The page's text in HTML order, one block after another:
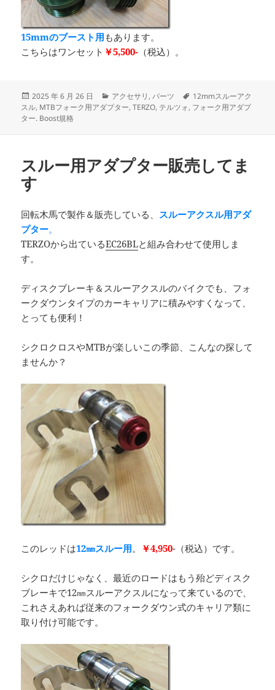
15mmのブースト用 もあります。
こちらはワンセット ￥5,500- （税込）。
投
稿
日:
2025 年 6 月 26 日
カ
テ
アクセサリ ,パーツ
タ
グ
12mmスルーアク
スル, MTBフォーク用アダプター,TERZO, テルツォ, フォーク用アダプ
ター. Boost規格
スルー用アダプター販売してま
す
回転木馬で製作＆販売している、 スルーアクスル用アダ
プター。
TERZOから出ているEC26BLと組み合わせて使用しま
す。
ディスクブレーキ＆スルーアクスルのバイクでも、フォ
ークダウンタイプのカーキャリアに積みやすくなって、
とっても便利！
シクロクロスやMTBが楽しいこの季節、こんなの探して
ませんか？
このレッドは12㎜スルー用。 ￥4,950-（税込）です。
シクロだけじゃなく、最近のロードはもう殆どディスク
ブレーキで12㎜スルーアクスルになって来ているので、
これさえあれば従来のフォークダウン式のキャリア類に
取り付け可能です。